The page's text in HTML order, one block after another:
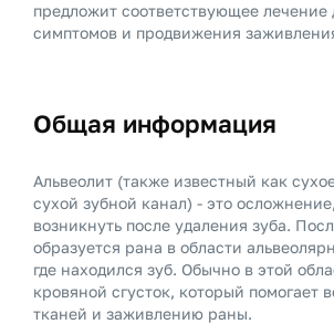
предложит соответствующее лечение
симптомов и продвижения
Общая информация
Альвеолит (также известный как
сухой зубной канал) - это
возникнуть после удаления зуба.
образуется рана в области
где находился зуб. Обычно в этой
кровяной сгусток, который помогает
тканей и заживлению раны.